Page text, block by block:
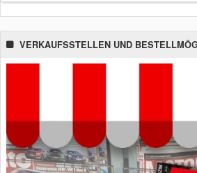
VERKAUFSSTELLEN UND